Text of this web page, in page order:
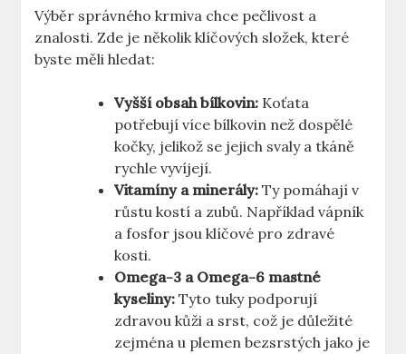
Výběr správného krmiva chce pečlivost a
znalosti. Zde je několik klíčových složek, které
byste měli hledat:
Vyšší obsah bílkovin: Koťata
potřebují více bílkovin než dospělé
kočky, jelikož se jejich svaly a tkáně
rychle vyvíjejí.
Vitamíny a minerály: Ty pomáhají v
růstu kostí a zubů. Například vápník
a fosfor jsou klíčové pro zdravé
kosti.
Omega-3 a Omega-6 mastné
kyseliny: Tyto tuky podporují
zdravou kůži a srst, což je důležité
zejména u plemen bezsrstých jako je